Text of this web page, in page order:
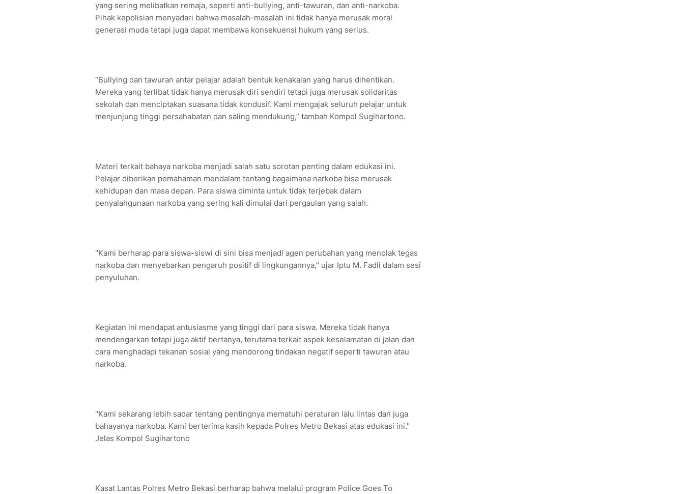
yang sering melibatkan remaja, seperti anti-bullying, anti-tawuran, dan anti-narkoba.
Pihak kepolisian menyadari bahwa masalah-masalah ini tidak hanya merusak moral
generasi muda tetapi juga dapat membawa konsekuensi hukum yang serius.
“Bullying dan tawuran antar pelajar adalah bentuk kenakalan yang harus dihentikan.
Mereka yang terlibat tidak hanya merusak diri sendiri tetapi juga merusak solidaritas
sekolah dan menciptakan suasana tidak kondusif. Kami mengajak seluruh pelajar untuk
menjunjung tinggi persahabatan dan saling mendukung,” tambah Kompol Sugihartono.
Materi terkait bahaya narkoba menjadi salah satu sorotan penting dalam edukasi ini.
Pelajar diberikan pemahaman mendalam tentang bagaimana narkoba bisa merusak
kehidupan dan masa depan. Para siswa diminta untuk tidak terjebak dalam
penyalahgunaan narkoba yang sering kali dimulai dari pergaulan yang salah.
"Kami berharap para siswa-siswi di sini bisa menjadi agen perubahan yang menolak tegas
narkoba dan menyebarkan pengaruh positif di lingkungannya," ujar Iptu M. Fadli dalam sesi
penyuluhan.
Kegiatan ini mendapat antusiasme yang tinggi dari para siswa. Mereka tidak hanya
mendengarkan tetapi juga aktif bertanya, terutama terkait aspek keselamatan di jalan dan
cara menghadapi tekanan sosial yang mendorong tindakan negatif seperti tawuran atau
narkoba.
"Kami sekarang lebih sadar tentang pentingnya mematuhi peraturan lalu lintas dan juga
bahayanya narkoba. Kami berterima kasih kepada Polres Metro Bekasi atas edukasi ini."
Jelas Kompol Sugihartono
Kasat Lantas Polres Metro Bekasi berharap bahwa melalui program Police Goes To